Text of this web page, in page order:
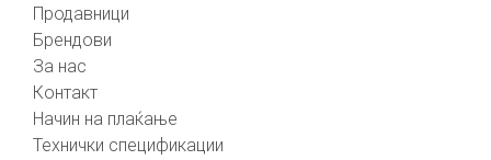
Продавници
Брендови
За нас
Контакт
Начин на плаќање
Технички спецификации